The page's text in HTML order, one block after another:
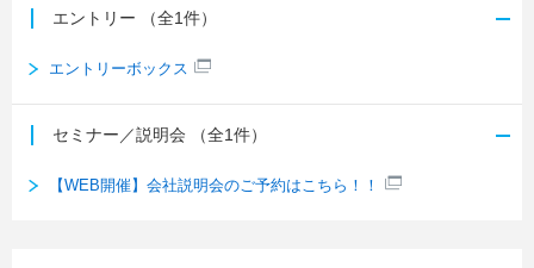
エントリー （全1件）
エントリーボックス
セミナー／説明会 （全1件）
【WEB開催】会社説明会のご予約はこちら！！